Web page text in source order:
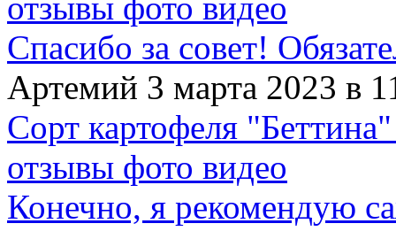
Спасибо за совет!
Артемий 3 марта 2023 в
Сорт картофеля
отзывы фото видео
Конечно, я рекомендую